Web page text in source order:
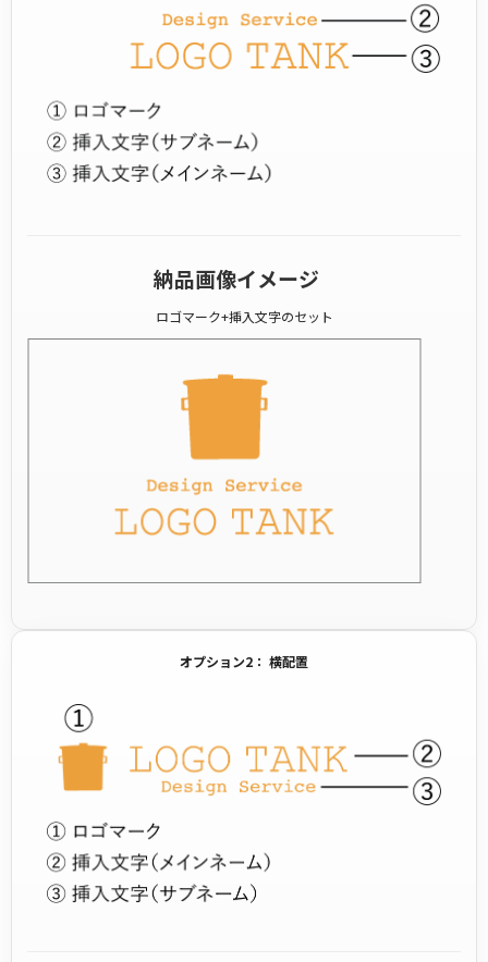
納品画像イメージ
ロゴマーク+挿入文字のセット
オプション2： 横配置